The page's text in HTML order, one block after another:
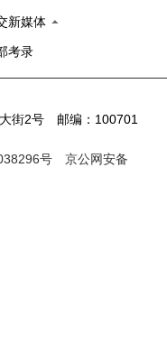
新媒体
考录
大街2号 邮编：100701
号
京公网安备